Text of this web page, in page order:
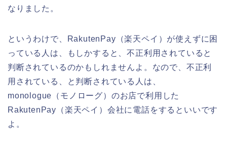
なりました。
というわけで、RakutenPay（楽天ペイ）が使えずに困
っている人は、もしかすると、不正利用されていると
判断されているのかもしれませんよ。なので、不正利
用されている、と判断されている人は、
monologue（モノローグ）のお店で利用した
RakutenPay（楽天ペイ）会社に電話をするといいです
よ。